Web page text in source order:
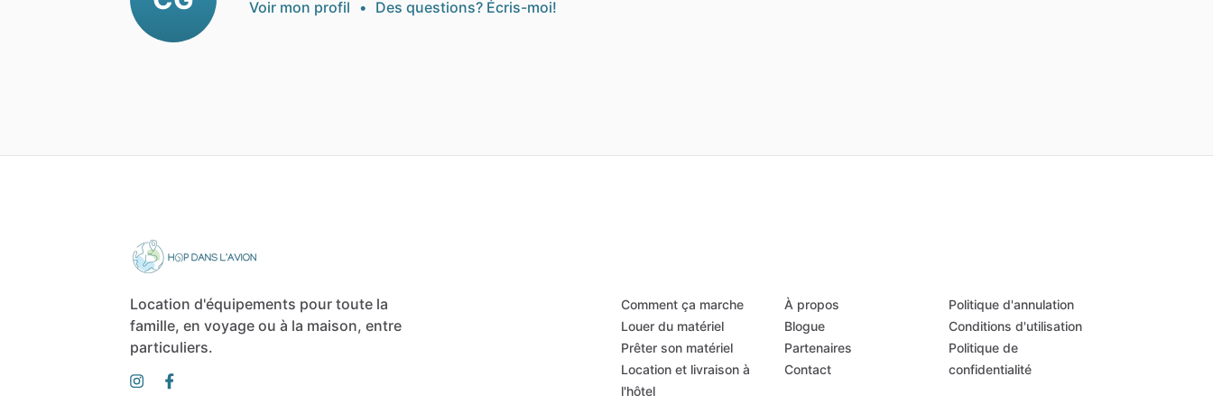
Voir mon profil • Des questions? Écris-moi!
Location d'équipements pour toute la
famille, en voyage ou à la maison, entre
particuliers.
Comment ça marche
Louer du matériel
Prêter son matériel
Location et livraison à
l'hôtel
À propos
Blogue
Partenaires
Contact
Politique d'annulation
Conditions d'utilisation
Politique de
confidentialité